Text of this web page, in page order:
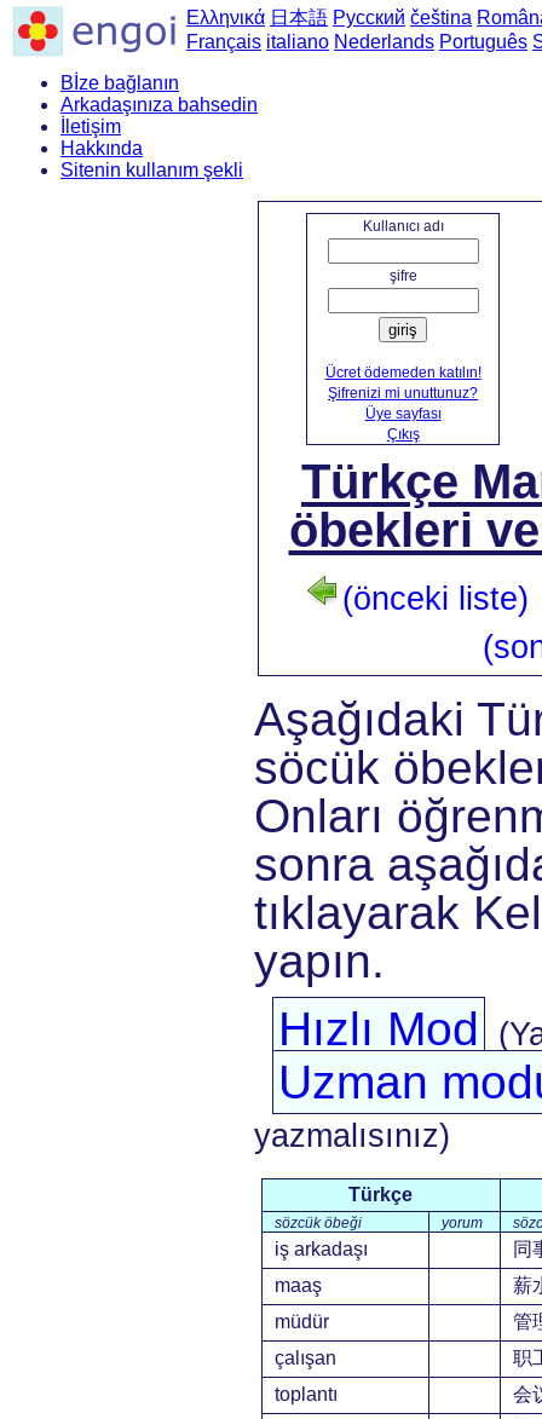
Ελληνικά 日本語 Русский čeština
Français italiano Nederlands Português
Bİze bağlanın
Arkadaşınıza bahsedin
İletişim
Hakkında
Sitenin kullanım şekli
Kullanıcı adı
şifre
giriş
Ücret ödemeden katılın!
Şifrenizi mi unuttunuz?
Üye sayfası
Çıkış
Türkçe
öbekleri
(önceki liste)
Aşağıdaki
söcük
Onları
sonra
tıklayarak
yapın.
Hızlı Mod
Uzman
yazmalısınız)
Türkçe
sözcük öbeği yorum
iş arkadaşı
同
maaş
薪
müdür
管
çalışan
职
toplantı
会